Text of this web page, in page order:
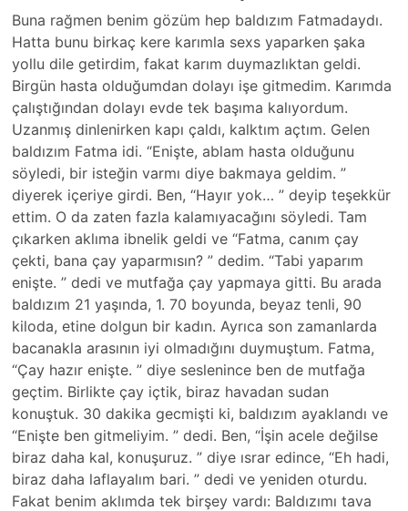
Buna rağmen benim gözüm hep baldızım Fatmadaydı.
Hatta bunu birkaç kere karımla sexs yaparken şaka
yollu dile getirdim, fakat karım duymazlıktan geldi.
Birgün hasta olduğumdan dolayı işe gitmedim. Karımda
çalıştığından dolayı evde tek başıma kalıyordum.
Uzanmış dinlenirken kapı çaldı, kalktım açtım. Gelen
baldızım Fatma idi. “Enişte, ablam hasta olduğunu
söyledi, bir isteğin varmı diye bakmaya geldim. ”
diyerek içeriye girdi. Ben, “Hayır yok… ” deyip teşekkür
ettim. O da zaten fazla kalamıyacağını söyledi. Tam
çıkarken aklıma ibnelik geldi ve “Fatma, canım çay
çekti, bana çay yaparmısın? ” dedim. “Tabi yaparım
enişte. ” dedi ve mutfağa çay yapmaya gitti. Bu arada
baldızım 21 yaşında, 1. 70 boyunda, beyaz tenli, 90
kiloda, etine dolgun bir kadın. Ayrıca son zamanlarda
bacanakla arasının iyi olmadığını duymuştum. Fatma,
“Çay hazır enişte. ” diye seslenince ben de mutfağa
geçtim. Birlikte çay içtik, biraz havadan sudan
konuştuk. 30 dakika gecmişti ki, baldızım ayaklandı ve
“Enişte ben gitmeliyim. ” dedi. Ben, “İşin acele değilse
biraz daha kal, konuşuruz. ” diye ısrar edince, “Eh hadi,
biraz daha laflayalım bari. ” dedi ve yeniden oturdu.
Fakat benim aklımda tek birşey vardı: Baldızımı tava